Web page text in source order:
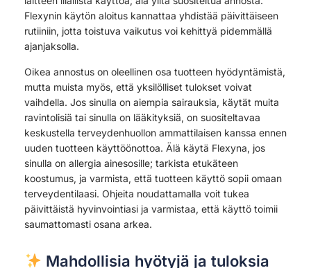
Flexynin käytön aloitus kannattaa yhdistää päivittäiseen
rutiiniin, jotta toistuva vaikutus voi kehittyä pidemmällä
ajanjaksolla.
Oikea annostus on oleellinen osa tuotteen hyödyntämistä,
mutta muista myös, että yksilölliset tulokset voivat
vaihdella. Jos sinulla on aiempia sairauksia, käytät muita
ravintolisiä tai sinulla on lääkityksiä, on suositeltavaa
keskustella terveydenhuollon ammattilaisen kanssa ennen
uuden tuotteen käyttöönottoa. Älä käytä Flexyna, jos
sinulla on allergia ainesosille; tarkista etukäteen
koostumus, ja varmista, että tuotteen käyttö sopii omaan
terveydentilaasi. Ohjeita noudattamalla voit tukea
päivittäistä hyvinvointiasi ja varmistaa, että käyttö toimii
saumattomasti osana arkea.
Mahdollisia hyötyjä ja tuloksia